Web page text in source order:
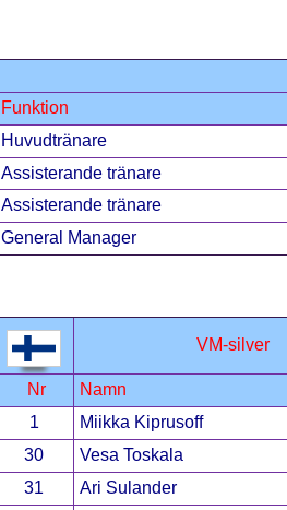
Funktion
Huvudtränare
Assisterande tränare
Assisterande tränare
General Manager
VM-silver
Nr Namn
1
Miikka Kiprusoff
30
Vesa Toskala
31
Ari Sulander